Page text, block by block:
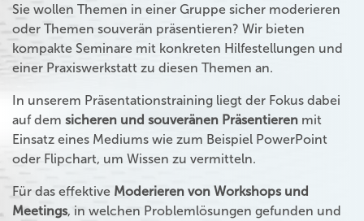
Sie wollen Themen in einer Gruppe sicher moderieren
oder Themen souverän präsentieren? Wir bieten
kompakte Seminare mit konkreten Hilfestellungen und
einer Praxiswerkstatt zu diesen Themen an.
In unserem Präsentationstraining liegt der Fokus dabei
auf dem sicheren und souveränen Präsentieren mit
Einsatz eines Mediums wie zum Beispiel PowerPoint
oder Flipchart, um Wissen zu vermitteln.
Für das effektive Moderieren von Workshops und
Meetings, in welchen Problemlösungen gefunden und